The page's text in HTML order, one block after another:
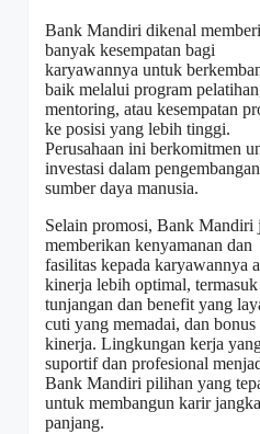
Bank Mandiri dikenal
banyak kesempatan bagi
karyawannya untuk
baik melalui program
mentoring, atau kesempatan
ke posisi yang lebih tinggi.
Perusahaan ini berkomitmen
investasi dalam pengembangan
sumber daya manusia.
Selain promosi, Bank Mandiri
memberikan kenyamanan dan
fasilitas kepada karyawannya
kinerja lebih optimal, termasuk
tunjangan dan benefit yang
cuti yang memadai, dan bonus
kinerja. Lingkungan kerja
suportif dan profesional
Bank Mandiri pilihan yang
untuk membangun karir jangka
panjang.